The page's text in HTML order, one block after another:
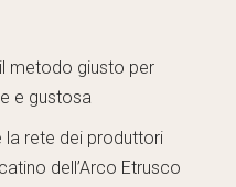
metodo giusto per
e gustosa
la rete dei produttori
dell’Arco Etrusco